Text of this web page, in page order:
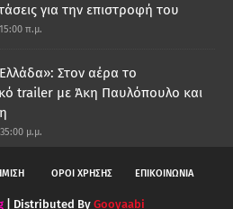
για την επιστροφή του
π.μ.
Στον αέρα το
trailer με Άκη Παυλόπουλο και
μ.μ.
ΟΡΟΙ ΧΡΗΣΗΣ ΕΠΙΚΟΙΝΩΝΙΑ
| Distributed By Gooyaabi